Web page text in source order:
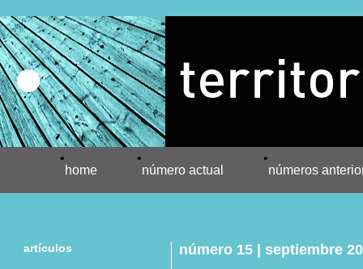
•
home
•
número actual
•
números
artículos número 15 | septiembre